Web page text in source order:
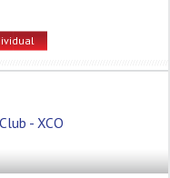
- XCO